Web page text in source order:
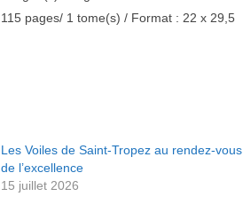
115 pages/ 1 tome(s) / Format : 22 x 29,5
Les Voiles de Saint-Tropez au rendez-vous
de l’excellence
15 juillet 2026